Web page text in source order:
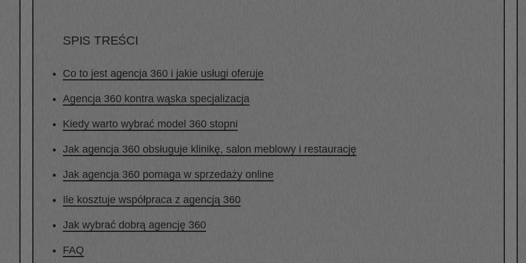
SPIS TREŚCI
Co to jest agencja 360 i jakie usługi oferuje
Agencja 360 kontra wąska specjalizacja
Kiedy warto wybrać model 360 stopni
Jak agencja 360 obsługuje klinikę, salon meblowy i restaurację
Jak agencja 360 pomaga w sprzedaży online
Ile kosztuje współpraca z agencją 360
Jak wybrać dobrą agencję 360
FAQ